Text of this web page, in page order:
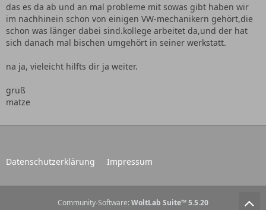
das es da ab und an mal probleme mit sowas gibt haben wir
im nachhinein schon von einigen VW-mechanikern gehört,die
schon was länger dabei sind.kollege arbeitet da,und der hat
sich danach mal bischen umgehört in seiner werkstatt.
na ja, vieleicht hilfts dir ja weiter.
gruß
matze
Datenschutzerklärung Impressum
Community-Software: WoltLab Suite™ 5.5.20